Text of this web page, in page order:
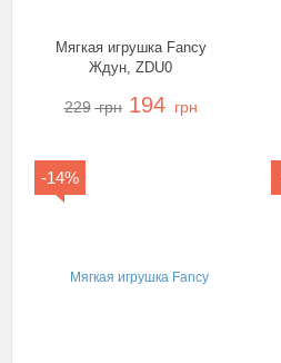
Мягкая игрушка Fancy
Ждун, ZDU0
229 грн 194 грн
-14%